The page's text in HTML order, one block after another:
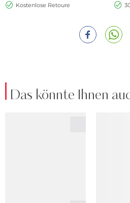
Kostenlose Retoure
Das könnte Ihnen